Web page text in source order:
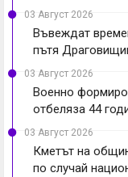
03 Август 2026
Въвеждат
пътя
03 Август 2026
Военно
отбеляза 44
03 Август 2026
Кметът на
по случай